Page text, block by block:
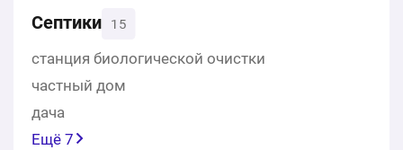
Септики 15
станция биологической очистки
частный дом
дача
Ещё 7